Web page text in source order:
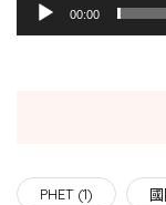
00:00
PHET(1)